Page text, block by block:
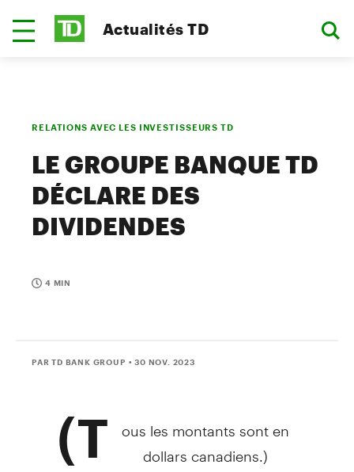
Actualités TD
RELATIONS AVEC LES INVESTISSEURS TD
LE GROUPE BANQUE TD
DÉCLARE DES
DIVIDENDES
4 MIN
PAR TD BANK GROUP • 30 NOV. 2023
(T ous les montants sont en
dollars canadiens.)